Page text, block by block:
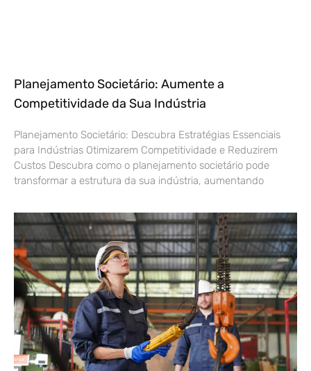
Planejamento Societário: Aumente a
Competitividade da Sua Indústria
Planejamento Societário: Descubra Estratégias Essenciais
para Indústrias Otimizarem Competitividade e Reduzirem
Custos Descubra como o planejamento societário pode
transformar a estrutura da sua indústria, aumentando